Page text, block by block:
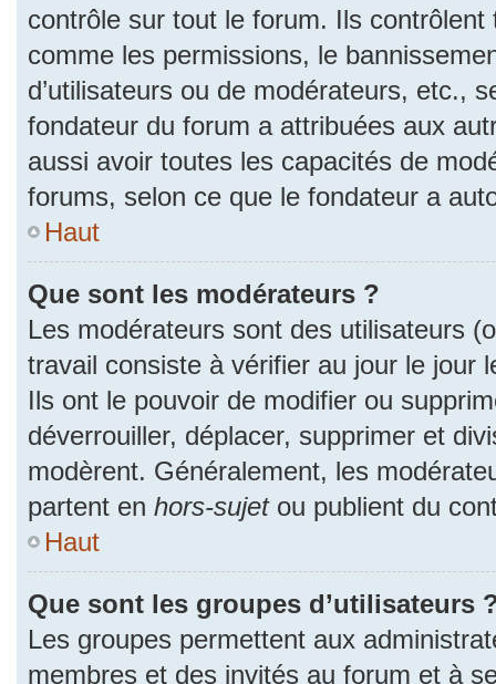
contrôle sur tout le forum. Ils
comme les permissions, le
d’utilisateurs ou de modérateurs, etc.,
fondateur du forum a attribuées aux
aussi avoir toutes les capacités de
forums, selon ce que le fondateur a
Haut
Que sont les modérateurs ?
Les modérateurs sont des utilisateurs
travail consiste à vérifier au jour le jour
Ils ont le pouvoir de modifier ou
déverrouiller, déplacer, supprimer et
modèrent. Généralement, les
partent en hors-sujetou publient du
Haut
Que sont les groupes d’utilisateurs
Les groupes permettent aux
membres et des invités au forum et à